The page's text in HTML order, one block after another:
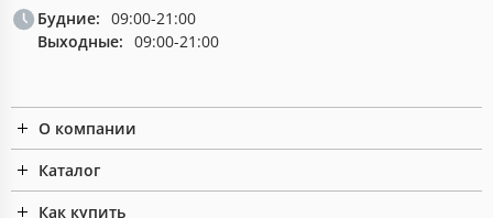
Будние: 09:00-21:00
Выходные: 09:00-21:00
О компании
Каталог
Как купить